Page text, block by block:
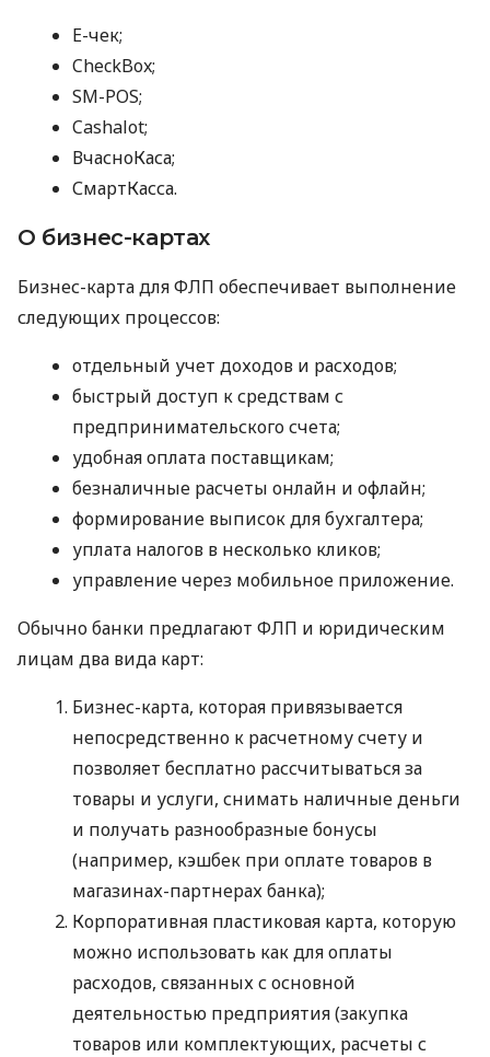
E-чек;
CheckBox;
SM-POS;
Cashalot;
ВчасноКаса;
СмартКасса.
О бизнес-картах
Бизнес-карта для ФЛП обеспечивает выполнение
следующих процессов:
отдельный учет доходов и расходов;
быстрый доступ к средствам с
предпринимательского счета;
удобная оплата поставщикам;
безналичные расчеты онлайн и офлайн;
формирование выписок для бухгалтера;
уплата налогов в несколько кликов;
управление через мобильное приложение.
Обычно банки предлагают ФЛП и юридическим
лицам два вида карт:
Бизнес-карта, которая привязывается
непосредственно к расчетному счету и
позволяет бесплатно рассчитываться за
товары и услуги, снимать наличные деньги
и получать разнообразные бонусы
(например, кэшбек при оплате товаров в
магазинах-партнерах банка);
Корпоративная пластиковая карта, которую
можно использовать как для оплаты
расходов, связанных с основной
деятельностью предприятия (закупка
товаров или комплектующих, расчеты с